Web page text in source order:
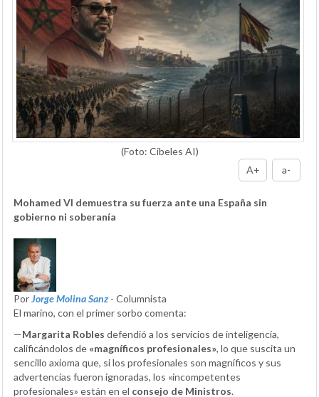
(Foto: Cibeles AI)
A+
a-
Mohamed VI demuestra su fuerza ante una España sin
gobierno ni soberanía
PorJorge Molina Sanz - Columnista
El marino, con el primer sorbo comenta:
—Margarita Robles defendió a los servicios de inteligencia,
calificándolos de «magníficos profesionales», lo que suscita un
sencillo axioma que, si los profesionales son magníficos y sus
advertencias fueron ignoradas, los «incompetentes
profesionales» están en el consejo de Ministros.